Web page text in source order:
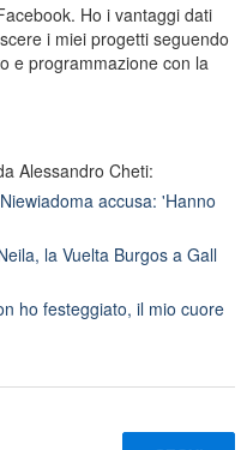
Ho i vantaggi dati
i miei progetti seguendo
e programmazione con la
Alessandro Cheti:
accusa: 'Hanno
la Vuelta Burgos a Gall
ho festeggiato, il mio cuore